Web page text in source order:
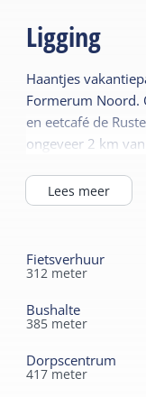
Ligging
Haantjes
Formerum Noord.
en eetcafé de
ongeveer 2 km
Lees meer
Fietsverhuur
312 meter
Bushalte
385 meter
Dorpscentrum
417 meter